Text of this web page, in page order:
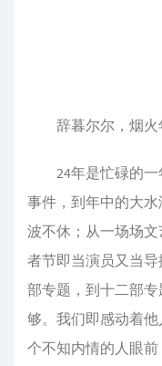
辞暮尔尔，烟火年
24年是忙碌的一
事件，到年中的大
波不休；从一场场
者节即当演员又当
部专题，到十二部
够。我们即感动着
个不知内情的人眼